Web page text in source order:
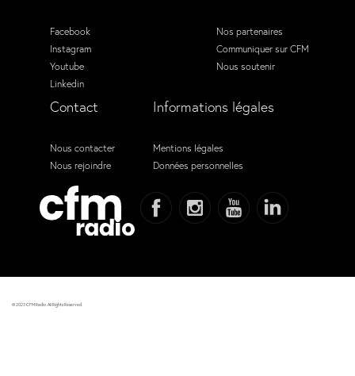
Facebook
Instagram
Youtube
Linkedin
Nos partenaires
Communiquer sur CFM
Nous soutenir
Contact
Nous contacter
Nous rejoindre
Informations légales
Mentions légales
Données personnelles
© 2023 CFM Radio. All Rights Reserved.